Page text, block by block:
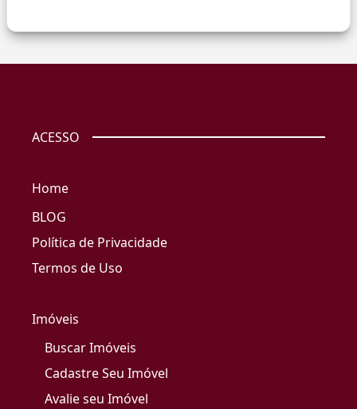
ACESSO
Home
BLOG
Política de Privacidade
Termos de Uso
Imóveis
Buscar Imóveis
Cadastre Seu Imóvel
Avalie seu Imóvel